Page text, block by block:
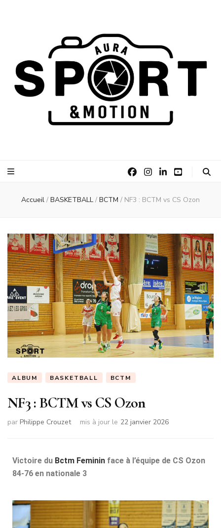
&Motion
Accueil / BASKETBALL / BCTM / NF3 : BCTM vs CS Ozon
ALBUM BASKETBALL BCTM
NF3 : BCTM vs CS Ozon
par Philippe Crouzet mis à jour le 22 janvier 2026
Victoire du Bctm Feminin face à l’équipe de CS Ozon
84-76 en nationale 3